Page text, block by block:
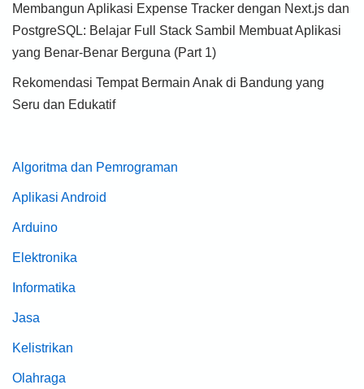
Membangun Aplikasi Expense Tracker dengan Next.js dan
PostgreSQL: Belajar Full Stack Sambil Membuat Aplikasi
yang Benar-Benar Berguna (Part 1)
Rekomendasi Tempat Bermain Anak di Bandung yang
Seru dan Edukatif
Algoritma dan Pemrograman
Aplikasi Android
Arduino
Elektronika
Informatika
Jasa
Kelistrikan
Olahraga